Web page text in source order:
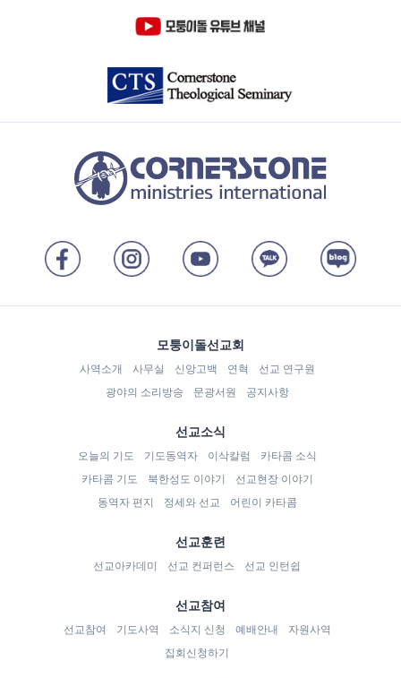
모퉁이돌선교회
사역소개 사무실 신앙고백 연혁
선교 연구원
광야의 소리방송
문광서원 공지사항
선교소식
오늘의 기도 기도동역자 이삭칼럼
카타콤 소식
카타콤 기도
북한성도 이야기
선교현장 이야기
동역자 편지
정세와 선교 어린이 카타콤
선교훈련
선교아카데미 선교 컨퍼런스 선교 인턴쉽
선교참여
선교참여 기도사역 소식지 신청 예배안내
자원사역
집회신청하기